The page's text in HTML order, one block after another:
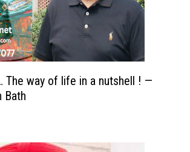
The way of life in a nutshell ! —
Bath